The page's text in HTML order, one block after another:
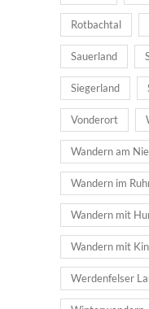
Rotbachtal
Sauerland
Siegerland
Vonderort
Wandern am
Wandern im
Wandern mit
Wandern mit
Werdenfelser